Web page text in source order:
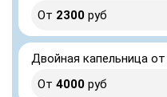
От 2300 руб
Двойная капельница
От 4000 руб